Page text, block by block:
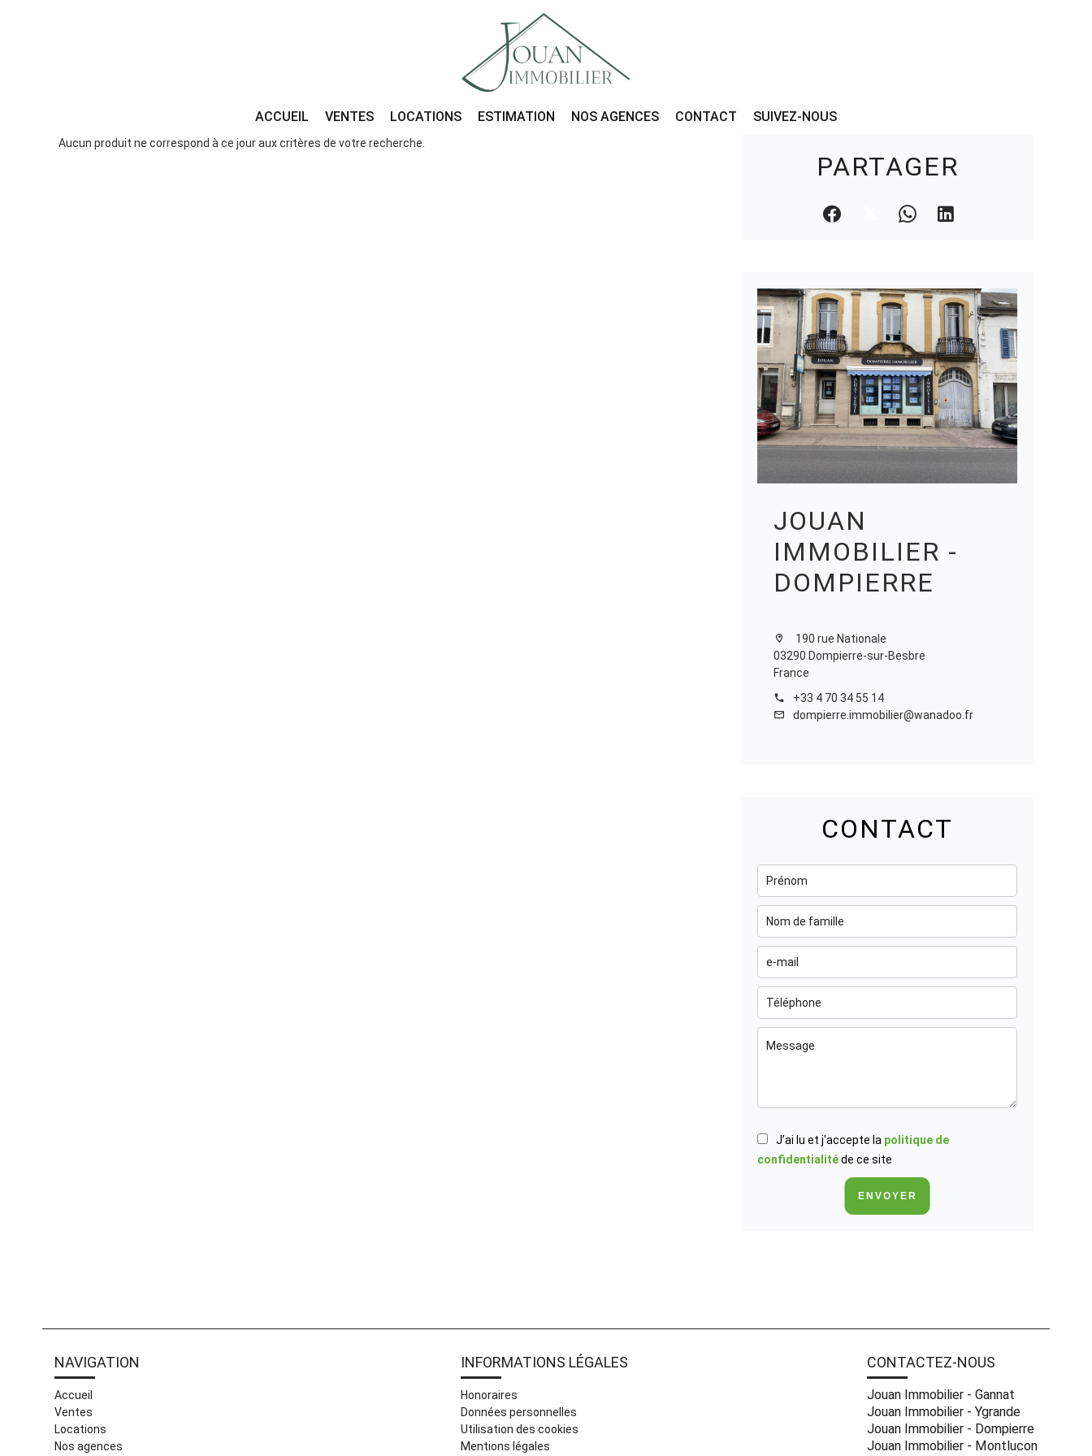
ACCUEIL VENTES LOCATIONS ESTIMATION NOS AGENCES CONTACT SUIVEZ-NOUS
Aucun produit ne correspond à ce jour aux critères de votre recherche.
PARTAGER
JOUAN
IMMOBILIER -
DOMPIERRE
190 rue Nationale
03290 Dompierre-sur-Besbre
France
+33 4 70 34 55 14
dompierre.immobilier@wanadoo.fr
CONTACT
J’ai lu et j'accepte la politique de
confidentialitéde ce site
ENVOYER
NAVIGATION
Accueil
Ventes
Locations
Nos agences
INFORMATIONS LÉGALES
Honoraires
Données personnelles
Utilisation des cookies
Mentions légales
CONTACTEZ-NOUS
Jouan Immobilier - Gannat
Jouan Immobilier - Ygrande
Jouan Immobilier - Dompierre
Jouan Immobilier - Montlucon